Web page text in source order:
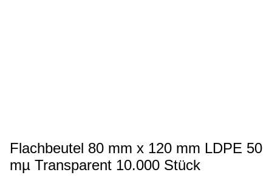
Flachbeutel 80 mm x 120 mm LDPE 50
mµ Transparent 10.000 Stück